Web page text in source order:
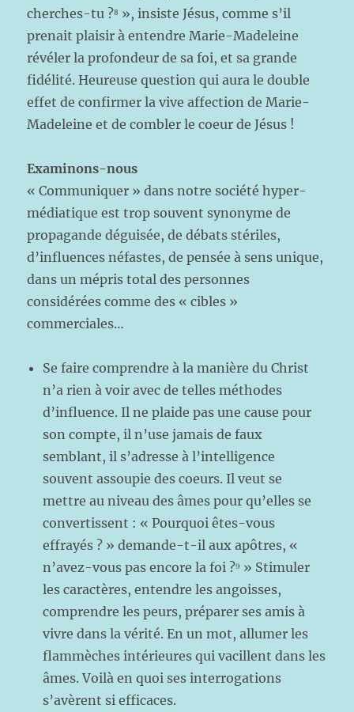
cherches-tu ?⁸ », insiste Jésus, comme s’il
prenait plaisir à entendre Marie-Madeleine
révéler la profondeur de sa foi, et sa grande
fidélité. Heureuse question qui aura le double
effet de confirmer la vive affection de Marie-
Madeleine et de combler le coeur de Jésus !
Examinons-nous
« Communiquer » dans notre société hyper-
médiatique est trop souvent synonyme de
propagande déguisée, de débats stériles,
d’influences néfastes, de pensée à sens unique,
dans un mépris total des personnes
considérées comme des « cibles »
commerciales…
Se faire comprendre à la manière du Christ
n’a rien à voir avec de telles méthodes
d’influence. Il ne plaide pas une cause pour
son compte, il n’use jamais de faux
semblant, il s’adresse à l’intelligence
souvent assoupie des coeurs. Il veut se
mettre au niveau des âmes pour qu’elles se
convertissent : « Pourquoi êtes-vous
effrayés ? » demande-t-il aux apôtres, «
n’avez-vous pas encore la foi ?⁹ » Stimuler
les caractères, entendre les angoisses,
comprendre les peurs, préparer ses amis à
vivre dans la vérité. En un mot, allumer les
flammèches intérieures qui vacillent dans les
âmes. Voilà en quoi ses interrogations
s’avèrent si efficaces.